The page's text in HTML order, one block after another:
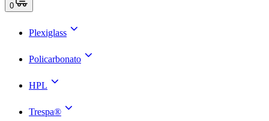
0
Plexiglass
Policarbonato
HPL
Trespa®